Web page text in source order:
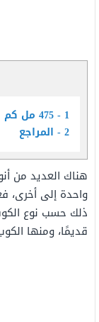
1 475 مل كم كوب
2 المراجع
هناك العديد من
واحدة إلى أخرى،
ذلك حسب نوع
قديمًا، ومنها